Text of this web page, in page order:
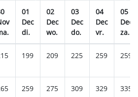
01
Dec
di.
02
Dec
wo.
03
Dec
do.
04
Dec
vr.
05
Dec
za.
199 209 225 259 259
259 275 309 329 335